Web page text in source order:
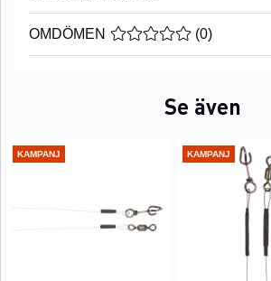
OMDÖMEN MEDELBETYG 0 AV 5
(0)
Se även
KAMPANJ KAMPANJ